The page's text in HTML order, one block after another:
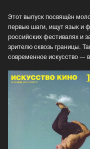
Этот выпуск посвящён
первые шаги, ищут язык и
российских фестивалях и
зрителю сквозь границы.
современное искусство —